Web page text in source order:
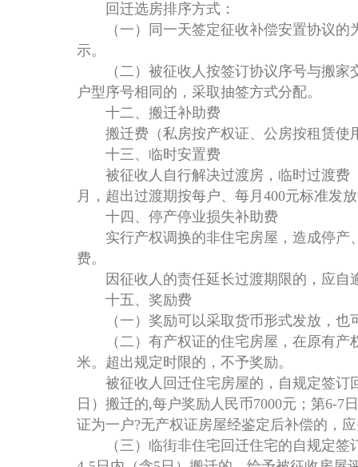
回迁选房排序方式：
（一）同一天签定征收补偿安置协议的
示。
（二）被征收人按签订协议序号与搬家
户型序号相同的，采取抽签方式分配。
十二、搬迁补助费
搬迁费（私房按产权证、公房按租赁使用
十三、临时安置费
被征收人自行解决过渡房，临时过渡费
月，超出过渡期按每户、每月400元标准发
十四、停产停业损失补助费
实行产权调换的非住宅房屋，造成停产
费。
因征收人的责任延长过渡期限的，应自
十五、奖励费
（一）奖励可以采取货币形式发放，也
（二）有产权证的住宅房屋，在原有产
米。超出规定时限的，不予奖励。
被征收人回迁住宅房屋的，自规定签订回
日）搬迁的,每户奖励人民币7000元；第6-7
证为一户?无产权证房屋经鉴定后补偿的，
（三）临街非住宅回迁住宅的自规定签